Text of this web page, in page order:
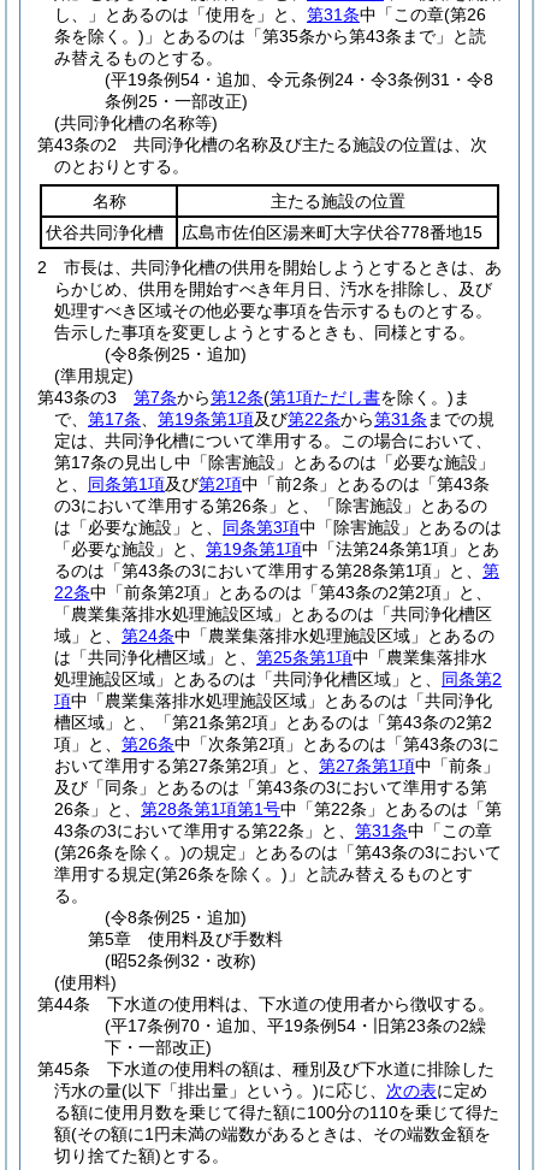
し、」とあるのは「使用を」と、 第31条中「この章(第26
条を除く。) 」とあるのは「第35条から第43条まで」と読
み替えるものとする。
(平19条例54・追加、令元条例24・令3条例31・令8
条例25・一部改正)
(共同浄化槽の名称等)
第43条の2
共同浄化槽の名称及び主たる施設の位置は、次
のとおりとする。
名称
主たる施設の位置
伏谷共同浄化槽
広島市佐伯区湯来町大字伏谷778番地15
2
市長は、共同浄化槽の供用を開始しようとするときは、あ
らかじめ、供用を開始すべき年月日、汚水を排除し、及び
処理すべき区域その他必要な事項を告示するものとする。
告示した事項を変更しようとするときも、同様とする。
(令8条例25・追加)
(準用規定)
第43条の3
第7条から第12条(第1項ただし書を除く。) ま
で、 第17条 第19条第1項及び第22条から第31条 までの規
定は、共同浄化槽について準用する。
この場合において、
第17条の見出し中「除害施設」とあるのは「必要な施設」
と、 同条第1項及び第2項中「前2条」とあるのは「第43条
の3において準用する第26条」と、「除害施設」とあるの
は「必要な施設」と、 同条第3項中「除害施設」とあるのは
「必要な施設」と、 第19条第1項中「法第24条第1項」とあ
るのは「第43条の3において準用する第28条第1項」と、 第
22条中「前条第2項」とあるのは「第43条の2第2項」と、
「農業集落排水処理施設区域」とあるのは「共同浄化槽区
域」と、 第24条中「農業集落排水処理施設区域」とあるの
は「共同浄化槽区域」と、 第25条第1項中「農業集落排水
処理施設区域」とあるのは「共同浄化槽区域」と、 同条第2
項中「農業集落排水処理施設区域」とあるのは「共同浄化
槽区域」と、「第21条第2項」とあるのは「第43条の2第2
項」と、 第26条中「次条第2項」とあるのは「第43条の3に
おいて準用する第27条第2項」と、 第27条第1項中「前条」
及び「同条」とあるのは「第43条の3において準用する第
26条」と、 第28条第1項第1号中「第22条」とあるのは「第
43条の3において準用する第22条」と、 第31条中「この章
(第26条を除く。)の規定」とあるのは「第43条の3において
準用する規定(第26条を除く。) 」と読み替えるものとす
る。
(令8条例25・追加)
第5章
使用料及び手数料
(昭52条例32・改称)
(使用料)
第44条
下水道の使用料は、下水道の使用者から徴収する。
(平17条例70・追加、平19条例54・旧第23条の2繰
下・一部改正)
第45条
下水道の使用料の額は、種別及び下水道に排除した
汚水の量(以下「排出量」という。)に応じ、 次の表に定め
る額に使用月数を乗じて得た額に100分の110を乗じて得た
額(その額に1円未満の端数があるときは、その端数金額を
切り捨てた額)とする。